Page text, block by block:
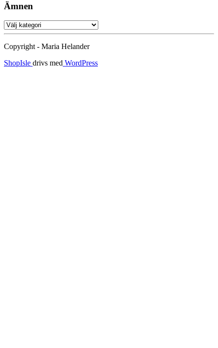
Ämnen
Ämnen
Copyright - Maria Helander
ShopIsle drivs med WordPress